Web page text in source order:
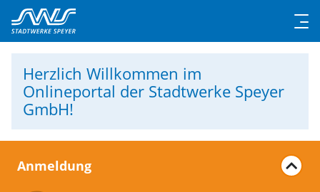
Herzlich Willkommen im
Onlineportal der Stadtwerke Speyer
GmbH!
Anmeldung